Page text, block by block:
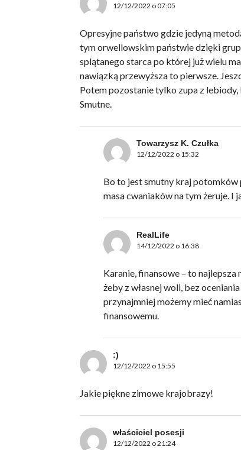
12/12/2022 o 07:05
Opresyjne państwo gdzie jedyną
tym orwellowskim państwie dzięki
splątanego starca po której już wielu
nawiązką przewyższa to pierwsze.
Potem pozostanie tylko zupa z
Smutne.
Towarzysz K. Czułka
12/12/2022 o 15:32
Bo to jest smutny kraj potomków
masa cwaniaków na tym żeruje. I
RealLife
14/12/2022 o 16:38
Karanie, finansowe – to
żeby z własnej woli, bez
przynajmniej możemy mieć
finansowemu.
:)
12/12/2022 o 15:55
Jakie piękne zimowe krajobrazy!
właściciel posesji
12/12/2022 o 21:24